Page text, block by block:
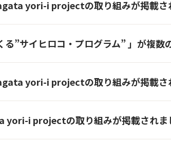
yori-i projectの取り組みが掲載さ
”サイヒロコ・プログラム” 」が複数
yori-i projectの取り組みが掲載さ
i projectの取り組みが掲載されま